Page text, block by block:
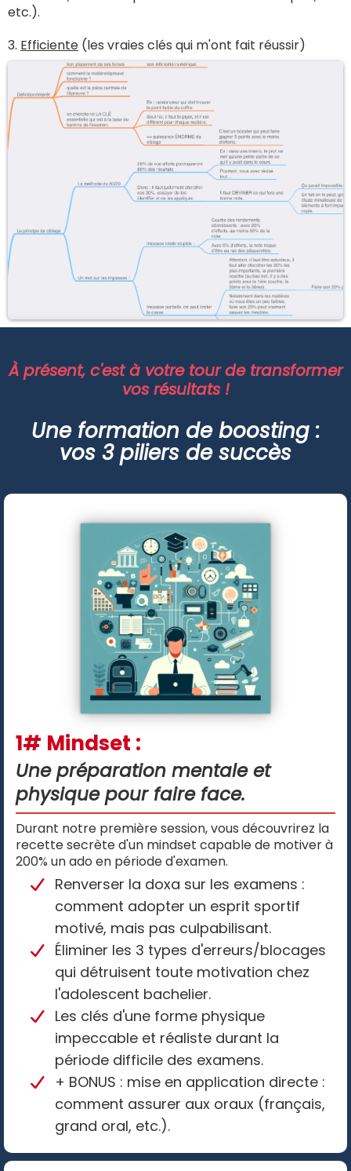
etc.).
3. Efficiente (les vraies clés qui m'ont fait réussir)
À présent, c'est à votre tour de transformer
vos résultats !
Une formation de boosting :
vos 3 piliers de succès
1# Mindset :
Une préparation mentale et
physique pour faire face.
Durant notre première session, vous découvrirez la
recette secrète d'un mindset capable de motiver à
200% un ado en période d'examen.
Renverser la doxa sur les examens :
comment adopter un esprit sportif
motivé, mais pas culpabilisant.
Éliminer les 3 types d'erreurs/blocages
qui détruisent toute motivation chez
l'adolescent bachelier.
Les clés d'une forme physique
impeccable et réaliste durant la
période difficile des examens.
+ BONUS : mise en application directe :
comment assurer aux oraux (français,
grand oral, etc.).